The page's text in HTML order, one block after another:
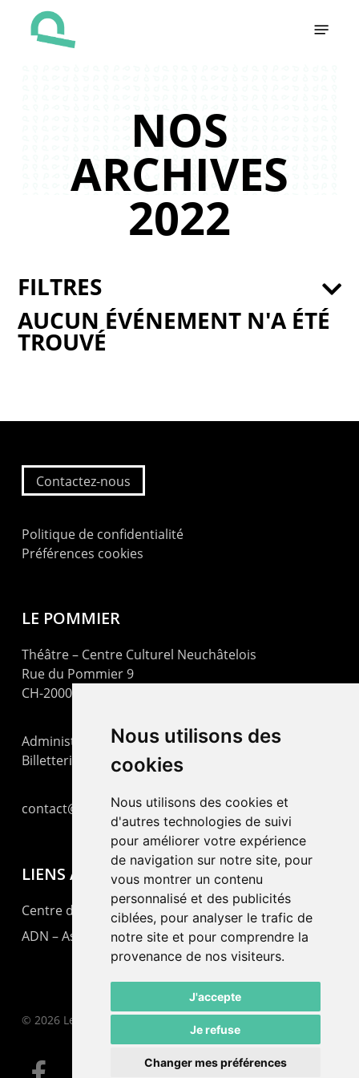
Nous utilisons des
cookies
Nous utilisons des cookies et
d'autres technologies de suivi
pour améliorer votre expérience
de navigation sur notre site, pour
vous montrer un contenu
personnalisé et des publicités
ciblées, pour analyser le trafic de
notre site et pour comprendre la
provenance de nos visiteurs.
J'accepte
Je refuse
Changer mes préférences
NOS
ARCHIVES
2022
AUCUN ÉVÉNEMENT N'A ÉTÉ
TROUVÉ
FILTRES
Contactez-nous
Politique de confidentialité
Préférences cookies
LE POMMIER
Théâtre – Centre Culturel Neuchâtelois
Rue du Pommier 9
CH-2000 Neuchâtel
Administration : +41 32 725 03 03
Billetterie : +41 32 725 05 05
contact@lepommier.ch
LIENS AMIS
Centre de culture ABC
ADN – Association Danse Neuchâtel
© 2026 Le Pommier.
facebook email